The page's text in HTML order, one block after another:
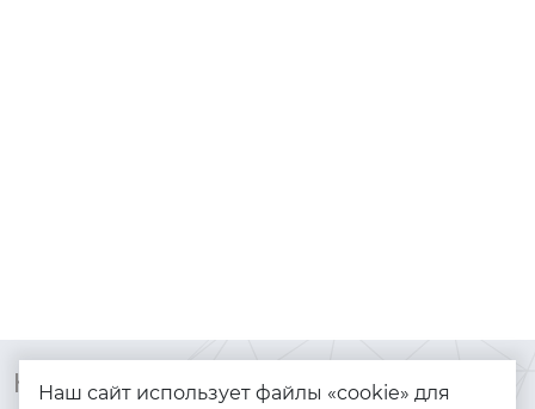
Контакты Каталог
Наш сайт использует файлы «cookie» для